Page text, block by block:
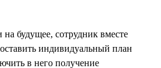
будущее, сотрудник вместе
индивидуальный план
в него получение